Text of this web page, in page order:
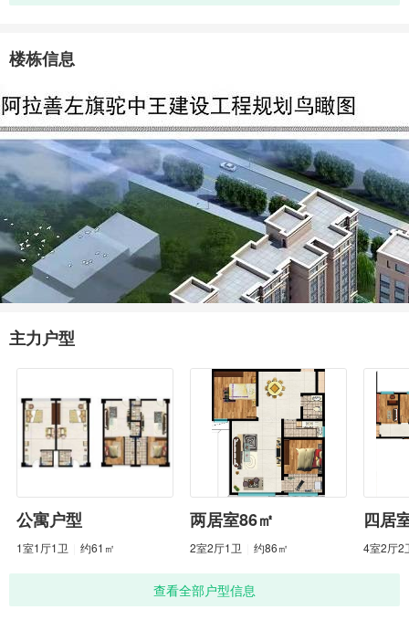
楼栋信息
主力户型
公寓户型
1室1厅1卫 约61㎡
两居室86㎡
2室2厅1卫 约86㎡
四居
4室2厅2
查看全部户型信息